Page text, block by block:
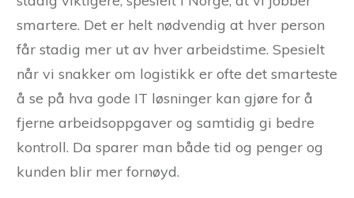
smartere. Det er helt nødvendig at hver person
får stadig mer ut av hver arbeidstime. Spesielt
når vi snakker om logistikk er ofte det smarteste
å se på hva gode IT løsninger kan gjøre for å
fjerne arbeidsoppgaver og samtidig gi bedre
kontroll. Da sparer man både tid og penger og
kunden blir mer fornøyd.